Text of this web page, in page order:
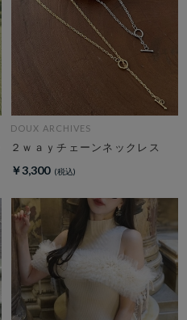
DOUX ARCHIVES
２ｗａｙチェーンネックレス
￥3,300